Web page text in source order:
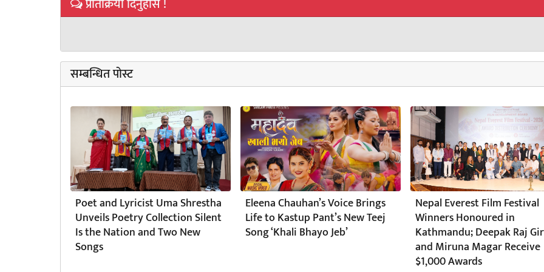
सम्बन्धित पोस्ट
Poet and Lyricist Uma Shrestha
Unveils Poetry Collection Silent
Is the Nation and Two New
Songs
Eleena Chauhan’s Voice Brings
Life to Kastup Pant’s New Teej
Song ‘Khali Bhayo Jeb’
Nepal Everest Film Festival
Winners Honoured in
Kathmandu; Deepak Raj
and Miruna Magar Receive
$1,000 Awards